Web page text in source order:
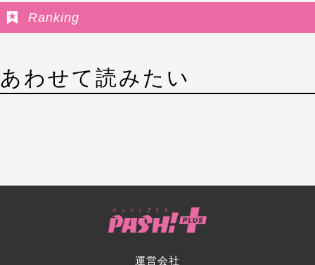
Ranking
あわせて読みたい
運営会社